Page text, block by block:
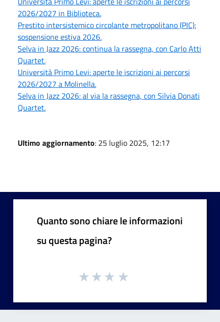
2026/2027 in Biblioteca.
Prestito intersistemico circolante metropolitano (PIC):
sospensione estiva 2026.
Selva in Jazz 2026: continua la rassegna, con Carlo Atti
Quartet.
Università Primo Levi: aperte le iscrizioni ai percorsi
2026/2027 a Molinella.
Selva in Jazz 2026: al via la rassegna, con Silvia Donati
Quartet.
Ultimo aggiornamento: 25 luglio 2025, 12:17
Quanto sono chiare le informazioni
su questa pagina?